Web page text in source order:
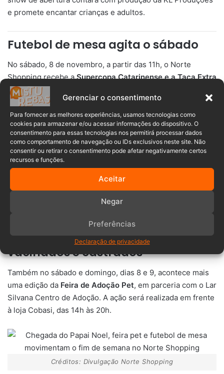
Gerenciar o consentimento
Para fornecer as melhores experiências, usamos tecnologias como
cookies para armazenar e/ou acessar informações do dispositivo. O
consentimento para essas tecnologias nos permitirá processar dados
como comportamento de navegação ou IDs exclusivos neste site. Não
consentir ou retirar o consentimento pode afetar negativamente certos
recursos e funções.
Aceitar
Negar
Preferências
Declaração de privacidade
e promete encantar crianças e adultos.
Futebol de mesa agita o sábado
No sábado, 8 de novembro, a partir das 11h, o Norte
Shopping recebe aSupercopa Catarinense e a Taça Extra
Norte Shopping de Futebol de Mesa – modalidade 12
toques.
Os melhores atletas do ranking estadual participam da
disputa, e os jogos serão abertos para quem quiser
assistir no local.
Créditos: Divulgação Norte Shopping
Feira de adoção pet com cães
vacinados e castrados
Também no sábado e domingo, dias 8 e 9, acontece mais
uma edição da Feira de Adoção Pet, em parceria com o Lar
Silvana Centro de Adoção. A ação será realizada em frente
à loja Cobasi, das 14h às 20h.
Créditos: Divulgação Norte Shopping